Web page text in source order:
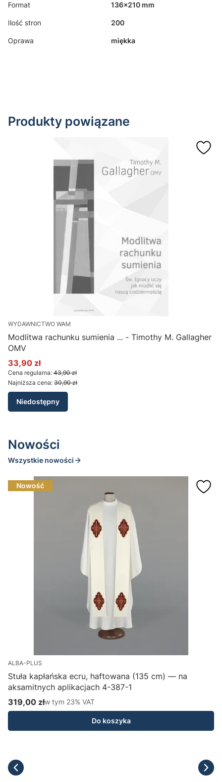
Format 136x210 mm
Ilość stron 200
Oprawa miękka
Produkty powiązane
WYDAWNICTWO WAM
Modlitwa rachunku sumienia ... - Timothy M. Gallagher
OMV
Cena promocyjna
33,90 zł
Cena regularna: 43,90 zł
Najniższa cena: 30,90 zł
Niedostępny
Nowości
Wszystkie nowości
Nowość
ALBA-PLUS
Stuła kapłańska ecru, haftowana (135 cm) — na
aksamitnych aplikacjach 4-387-1
Cena brutto
319,00 złw tym %s VAT
w tym 23% VAT
Do koszyka